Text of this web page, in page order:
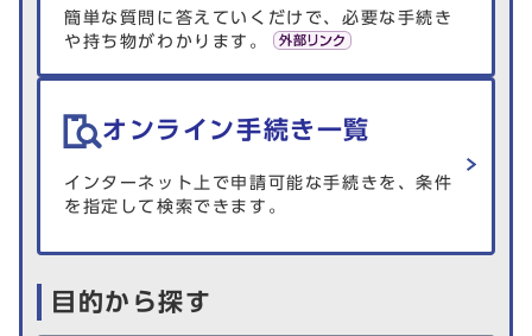
簡単な質問に答えていくだけで、必要な手続き
や持ち物がわかります。
オンライン手続き一覧
インターネット上で申請可能な手続きを、条件
を指定して検索できます。
目的から探す